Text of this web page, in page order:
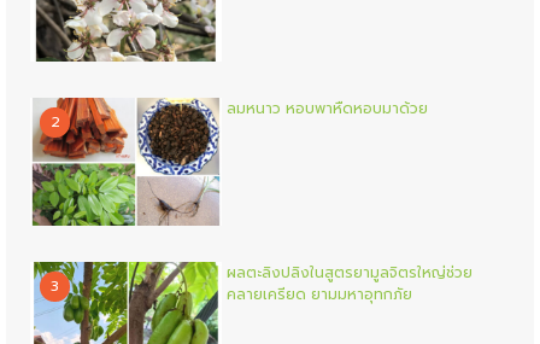
2
ลมหนาว หอบพาหืดหอบมาด้วย
3
ผลตะลิงปลิงในสูตรยามูลจิตรใหญ่ช่วย
คลายเครียด ยามมหาอุทกภัย